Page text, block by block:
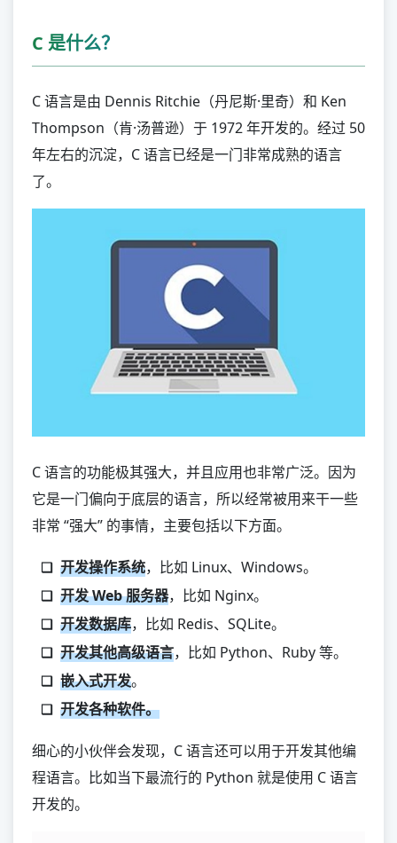
Erlang
Elixir
COBOL
Pascal
OCaml
JShell
Racket
其他
Mojo
Nim
Crystal
Markdown
C 是什么？
C 语言是由 Dennis Ritchie（丹尼斯·里奇）和 Ken
Thompson（肯·汤普逊）于 1972 年开发的。经过 50
年左右的沉淀，C 语言已经是一门非常成熟的语言
了。
C 语言的功能极其强大，并且应用也非常广泛。因为
它是一门偏向于底层的语言，所以经常被用来干一些
非常 “强大” 的事情，主要包括以下方面。
开发操作系统，比如 Linux、Windows。
开发 Web 服务器，比如 Nginx。
开发数据库，比如 Redis、SQLite。
开发其他高级语言，比如 Python、Ruby 等。
嵌入式开发。
开发各种软件。
细心的小伙伴会发现，C 语言还可以用于开发其他编
程语言。比如当下最流行的 Python 就是使用 C 语言
开发的。